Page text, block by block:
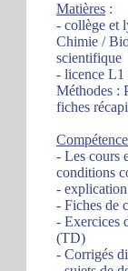
Matières :
- collège et
Chimie /
scientifique
- licence L1
Méthodes :
fiches
- Les cours
conditions
-
- Fiches de
- Exercices
(TD)
- Corrigés